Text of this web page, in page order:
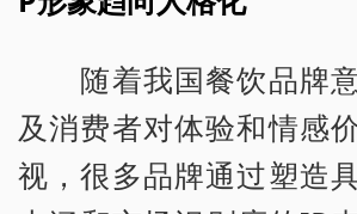
随着我国餐饮品牌意
及消费者对体验和情感
视，很多品牌通过塑造